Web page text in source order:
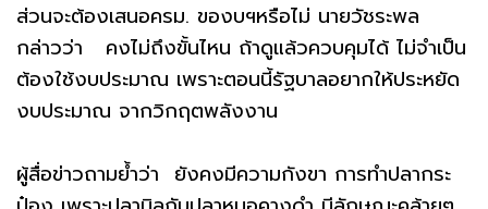
ส่วนจะต้องเสนอครม. ของบฯหรือไม่ นายวัชระพล
กล่าวว่า คงไม่ถึงขั้นไหน ถ้าดูแล้วควบคุมได้ ไม่จำเป็น
ต้องใช้งบประมาณ เพราะตอนนี้รัฐบาลอยากให้ประหยัด
งบประมาณ จากวิกฤตพลังงาน
ผู้สื่อข่าวถามย้ำว่า ยังคงมีความกังขา การทำปลากระ